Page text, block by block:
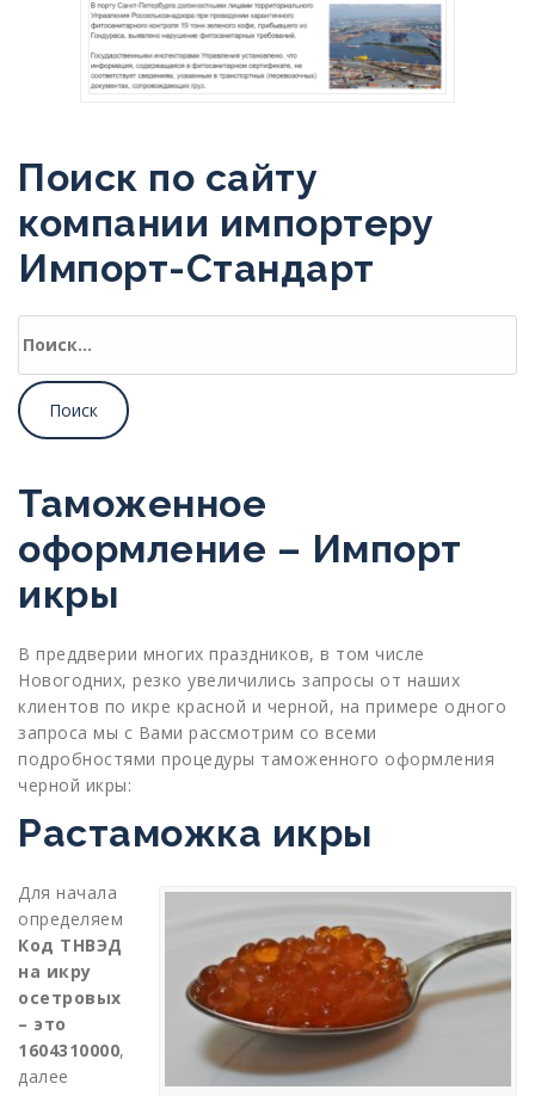
Поиск по сайту
компании импортеру
Импорт-Стандарт
Таможенное
оформление – Импорт
икры
В преддверии многих праздников, в том числе
Новогодних, резко увеличились запросы от наших
клиентов по икре красной и черной, на примере одного
запроса мы с Вами рассмотрим со всеми
подробностями процедуры таможенного оформления
черной икры:
Растаможка икры
Для начала
определяем
Код ТНВЭД
на икру
осетровых
– это
1604310000,
далее